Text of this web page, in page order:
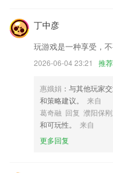
2.：手机采编校园动态，实时
3.出国日语字典、日语词典
器、日文翻译器、日语翻译
日翻译利器！外语翻译助手
4.高频考点＋高频易错，深
5.订阅、收藏专业人士发布
6.让你做的所有测试考题均赶
丁中彦
玩游戏是一种享受，
2026-06-04 23:21 推荐
惠娥娟 ：与其他玩家
和策略建议。
来自
葛奇融 回复 濮阳保刚
和可玩性。
来自
更多回复